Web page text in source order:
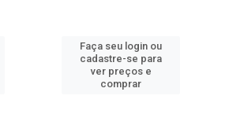
Faça seu login ou
cadastre-se para
ver preços e
comprar